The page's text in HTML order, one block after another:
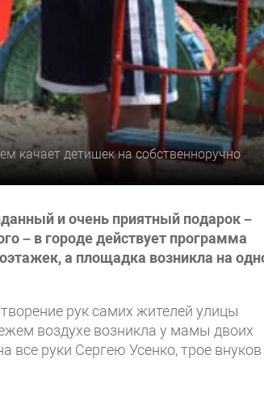
качает детишек на собственноручно
и очень приятный подарок –
– в городе действует программа
а площадка возникла на
рук самих жителей улицы
воздухе возникла у мамы двоих
руки Сергею Усенко, трое внуков